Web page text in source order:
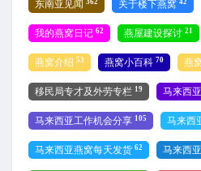
东南亚见闻 关于楼下燕窝
我的燕窝日记 62 燕屋建设探讨 21
燕窝介绍 53 燕窝小百科 70 燕
移民局专才及外劳专栏 19 马来西
马来西亚工作机会分享 105 马来西
马来西亚燕窝每天发货 62 马来西